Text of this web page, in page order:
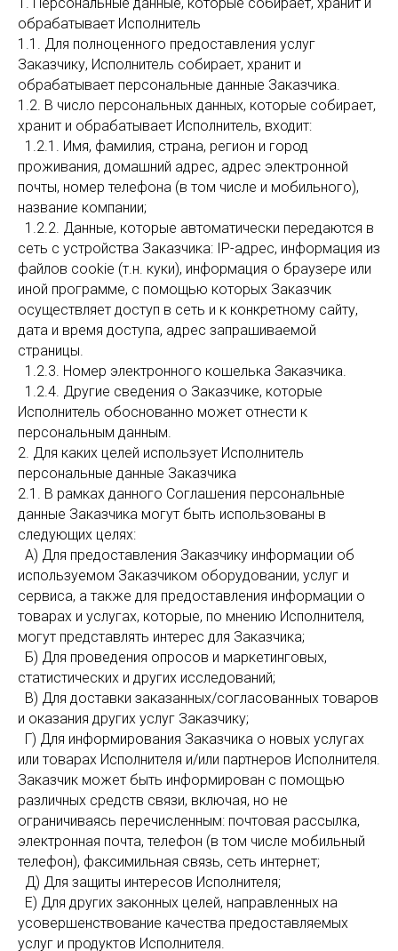
обрабатывает Исполнитель
1.1. Для полноценного предоставления услуг
Заказчику, Исполнитель собирает, хранит и
обрабатывает персональные данные Заказчика.
1.2. В число персональных данных, которые собирает,
хранит и обрабатывает Исполнитель, входит:
1.2.1. Имя, фамилия, страна, регион и город
проживания, домашний адрес, адрес электронной
почты, номер телефона (в том числе и мобильного),
название компании;
1.2.2. Данные, которые автоматически передаются в
сеть с устройства Заказчика: IP-адрес, информация из
файлов cookie (т.н. куки), информация о браузере или
иной программе, с помощью которых Заказчик
осуществляет доступ в сеть и к конкретному сайту,
дата и время доступа, адрес запрашиваемой
страницы.
1.2.3. Номер электронного кошелька Заказчика.
1.2.4. Другие сведения о Заказчике, которые
Исполнитель обоснованно может отнести к
персональным данным.
2. Для каких целей использует Исполнитель
персональные данные Заказчика
2.1. В рамках данного Соглашения персональные
данные Заказчика могут быть использованы в
следующих целях:
А) Для предоставления Заказчику информации об
используемом Заказчиком оборудовании, услуг и
сервиса, а также для предоставления информации о
товарах и услугах, которые, по мнению Исполнителя,
могут представлять интерес для Заказчика;
Б) Для проведения опросов и маркетинговых,
статистических и других исследований;
В) Для доставки заказанных/согласованных товаров
и оказания других услуг Заказчику;
Г) Для информирования Заказчика о новых услугах
или товарах Исполнителя и/или партнеров Исполнителя.
Заказчик может быть информирован с помощью
различных средств связи, включая, но не
ограничиваясь перечисленным: почтовая рассылка,
электронная почта, телефон (в том числе мобильный
телефон), факсимильная связь, сеть интернет;
Д) Для защиты интересов Исполнителя;
Е) Для других законных целей, направленных на
усовершенствование качества предоставляемых
услуг и продуктов Исполнителя.